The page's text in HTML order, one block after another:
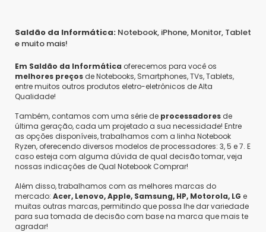
Saldão da Informática: Notebook, iPhone, Monitor, Tablet
e muito mais!
Em Saldão da Informática oferecemos para você os
melhores preços de Notebooks, Smartphones, TVs, Tablets,
entre muitos outros produtos eletro-eletrônicos de Alta
Qualidade!
Também, contamos com uma série de processadores de
última geração, cada um projetado a sua necessidade! Entre
as opções disponíveis, trabalhamos com a linha Notebook
Ryzen, oferecendo diversos modelos de processadores: 3, 5 e 7. E
caso esteja com alguma dúvida de qual decisão tomar, veja
nossas indicações de Qual Notebook Comprar!
Além disso, trabalhamos com as melhores marcas do
mercado: Acer, Lenovo, Apple, Samsung, HP, Motorola, LG e
muitas outras marcas, permitindo que possa lhe dar variedade
para sua tomada de decisão com base na marca que mais te
agradar!